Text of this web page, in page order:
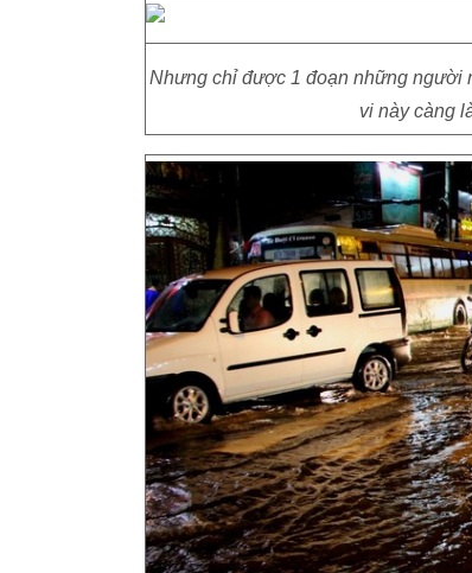
Nhưng chỉ được 1 đoạn những người
vi này càng